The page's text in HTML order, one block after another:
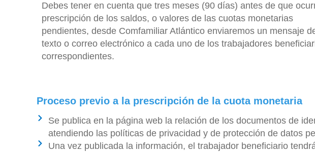
Debes tener en cuenta que tres meses (90 días) antes de que
prescripción de los saldos, o valores de las cuotas monetarias
pendientes, desde Comfamiliar Atlántico enviaremos un mensaje
texto o correo electrónico a cada uno de los trabajadores
correspondientes.
Proceso previo a la prescripción de la cuota monetaria
Se publica en la página web la relación de los documentos de
atendiendo las políticas de privacidad y de protección de datos
Una vez publicada la información, el trabajador beneficiario